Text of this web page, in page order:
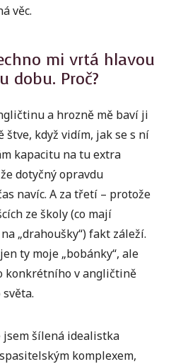
věc.
mi vrtá hlavou
dobu. Proč?
a hrozně mě baví ji
když vidím, jak se s ní
kapacitu na tu extra
dotyčný opravdu
navíc. A za třetí – protože
ze školy (co mají
„drahoušky“) fakt záleží.
ty moje „bobánky“, ale
konkrétního v angličtině
jsem šílená idealistka
komplexem,